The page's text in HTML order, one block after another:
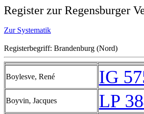
Register zur Regensburger
Zur Systematik
Registerbegriff: Brandenburg (Nord)
Boylesve, René IG
Boyvin, Jacques LP